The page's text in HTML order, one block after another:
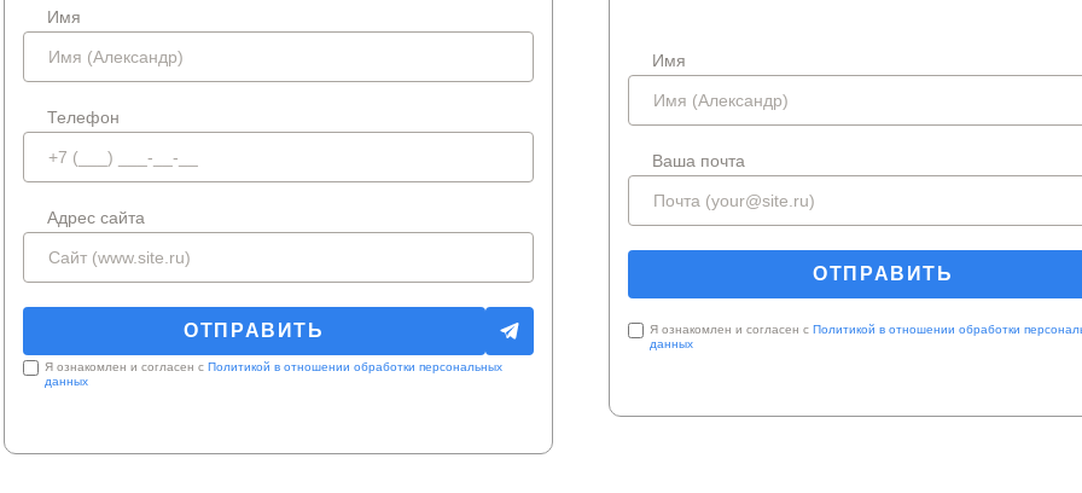
Имя
Телефон
Адрес сайта
Я ознакомлен и согласен с Политикой в отношении обработки персональных
данных
Имя
Ваша почта
Я ознакомлен и согласен с Политикой в отношении обработки
данных